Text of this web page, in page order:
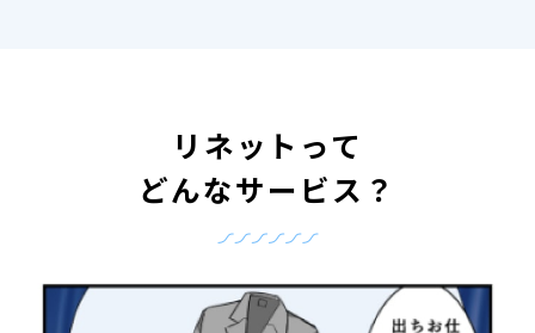
リネットって
どんなサービス？